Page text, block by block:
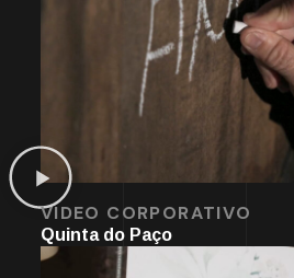
VIDEO CORPORATIVO
Quinta do Paço